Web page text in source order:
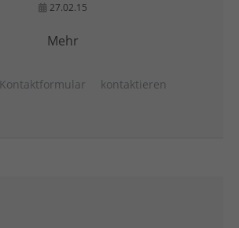
27.02.15
Mehr
Kontaktformular
kontaktieren